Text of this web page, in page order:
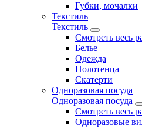
Губки, мочалки
Текстиль
Текстиль
Смотреть весь
Белье
Одежда
Полотенца
Скатерти
Одноразовая посуда
Одноразовая посуда
Смотреть весь
Одноразовые